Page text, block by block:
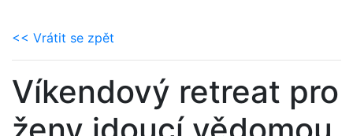
<< Vrátit se zpět
Víkendový retreat pro